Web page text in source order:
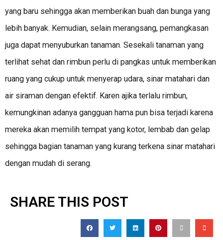
yang baru sehingga akan memberikan buah dan bunga yang
lebih banyak. Kemudian, selain merangsang, pemangkasan
juga dapat menyuburkan tanaman. Sesekali tanaman yang
terlihat sehat dan rimbun perlu di pangkas untuk memberikan
ruang yang cukup untuk menyerap udara, sinar matahari dan
air siraman dengan efektif. Karen ajika terlalu rimbun,
kemungkinan adanya gangguan hama pun bisa terjadi karena
mereka akan memilih tempat yang kotor, lembab dan gelap
sehingga bagian tanaman yang kurang terkena sinar matahari
dengan mudah di serang.
SHARE THIS POST